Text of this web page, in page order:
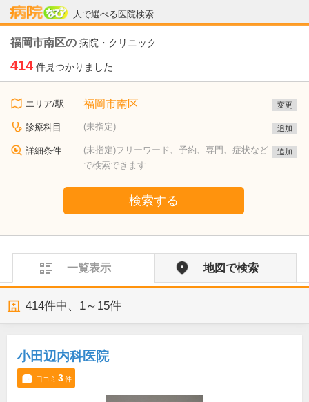
人で選べる医院検索
病院なび
福岡市南区の 病院・クリニック
414 件見つかりました
エリア/駅 福岡市南区 変更
診療科目 (未指定) 追加
詳細条件
(未指定)フリーワード、予約、専門、症状など
で検索できます
追加
検索する
一覧表示 地図で検索
414件中、 1～15件
小田辺内科医院
口コミ 3件